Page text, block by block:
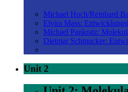
Michael Hoch/Reinhard
Elvira Mass:
Michael Pankratz:
Dietmar Schmucker:
Unit 2